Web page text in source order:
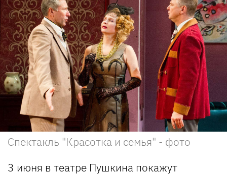
Спектакль "Красотка и семья" - фото
3 июня в театре Пушкина покажут